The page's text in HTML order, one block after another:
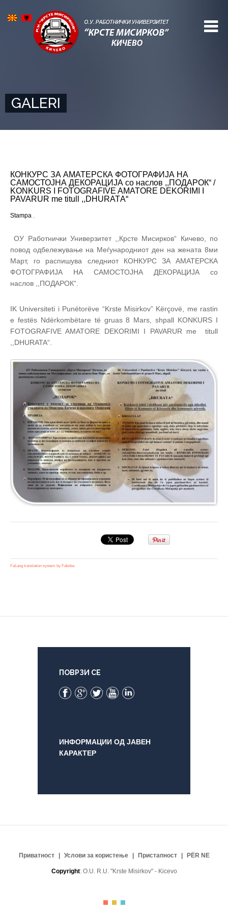
GALERI
КОНКУРС ЗА АМАТЕРСКА ФОТОГРАФИЈА НА
САМОСТОЈНА ДЕКОРАЦИЈА со наслов ,,ПОДАРОК“ /
KONKURS I FOTOGRAFIVE AMATORE DEKORIMI I
PAVARUR me titull ,,DHURATА“
Stampa ,
ОУ Работнички Универзитет ,,Крсте Мисирков“ Кичево, по
повод одбележување на Меѓународниот ден на жената 8ми
Март, го распишува следниот КОНКУРС ЗА АМАТЕРСКА
ФОТОГРАФИЈА НА САМОСТОЈНА ДЕКОРАЦИЈА со
наслов ,,ПОДАРОК“.
IK Universiteti i Punëtorëve “Krste Misirkov” Kërçovë, me rastin
e festës Ndërkombëtare të gruas 8 Mars, shpall KONKURS I
FOTOGRAFIVE AMATORE DEKORIMI I PAVARUR me titull
DHURATA“.
FaLang translation system by Faboba
ПОВРЗИ СЕ
Facebook
Google+
TwitterYouTube
ИНФОРМАЦИИ ОД ЈАВЕН
КАРАКТЕР
Приватност Услови за користење Пристапност PËR NE
Copyright: O.U. R.U. "Krste Misirkov" - Kicevo